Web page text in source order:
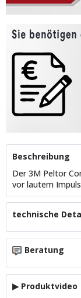
Beschreibung
Der 3M Peltor
vor lautem
technische
Beratung
▶ Produktvideo